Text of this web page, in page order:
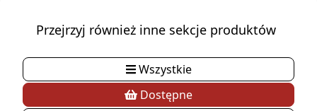
Przejrzyj również inne sekcje produktów
Wszystkie
Dostępne